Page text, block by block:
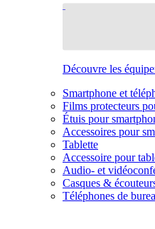
Découvre les
Smartphone et
Films protecteurs
Étuis pour
Accessoires pour
Tablette
Accessoire pour
Audio- et
Casques &
Téléphones de